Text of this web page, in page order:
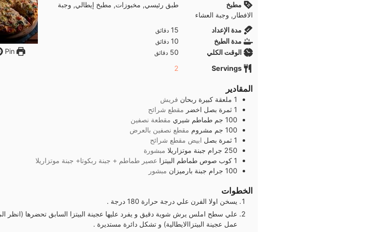
Print
Pin
مطبخ
طبق رئيسي, مخبوزات, مطبخ إيطالي, وجبة
الافطار, وجبة العشاء
مدة الإعداد
15دقائق
دقائق
مدة الطبخ 10دقائق
دقائق
الوقت الكلي 50دقائق
دقائق
Servings
2
المقادير
1 ملعقة كبيرة ربحان فريش
1 ثمرة بصل اخضر مقطع شرائح
100 جم طماطم شيري مقطعة نصفين
100 جم مشروم مقطع نصفين بالعرض
1 ثمرة بصل ابيض مقطع شرائح
250 جرام جبنة موتزاريلا مبشورة
1 كوب صوص طماطم البيتزا عصير طماطم + جبنة ربكوتا+ جبنة موتزاريلا
100 جرام جبنة بارميزان مبشور
الخطوات
يسخن اولا الفرن علي درجة حرارة 180 درجة .
علي سطح املس يرش شوية دقيق و يفرد عليها عجينة البيتزا السابق تحضرها (انظر
عمل عجينة البيتزاالايطالية) و تشكل دائرة مستديرة .